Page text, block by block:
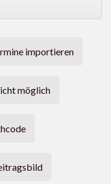
importieren
möglich